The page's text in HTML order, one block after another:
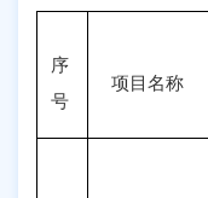
序
号
项目名称